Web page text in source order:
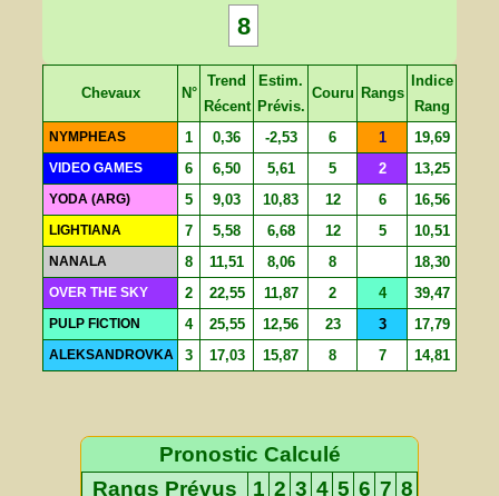
8
Chevaux N°
Trend
Récent
Estim.
Prévis.
Couru Rangs
Indice
Rang
NYMPHEAS 1 0,36 -2,53 6 1 19,69
VIDEO GAMES 6 6,50 5,61 5 2 13,25
YODA (ARG) 5 9,03 10,83 12 6 16,56
LIGHTIANA 7 5,58 6,68 12 5 10,51
NANALA 8 11,51 8,06 8 18,30
OVER THE SKY 2 22,55 11,87 2 4 39,47
PULP FICTION 4 25,55 12,56 23 3 17,79
ALEKSANDROVKA 3 17,03 15,87 8 7 14,81
Pronostic Calculé
Rangs Prévus
1 2 3 4 5 6 7 8